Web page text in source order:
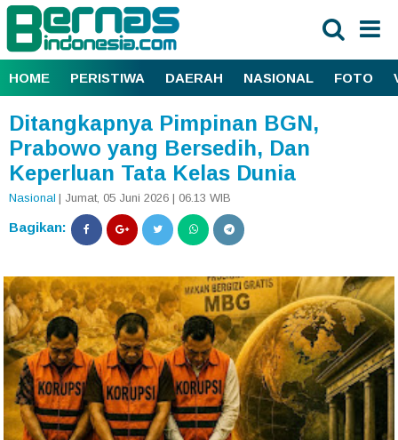
HOME PERISTIWA DAERAH NASIONAL FOTO
Ditangkapnya Pimpinan BGN,
Prabowo yang Bersedih, Dan
Keperluan Tata Kelas Dunia
Nasional | Jumat, 05 Juni 2026 | 06.13 WIB
Bagikan: